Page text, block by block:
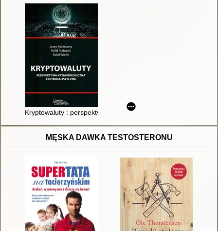
Kryptowaluty : perspektywa kryminologiczna i kryminalistyczna
MĘSKA DAWKA TESTOSTERONU